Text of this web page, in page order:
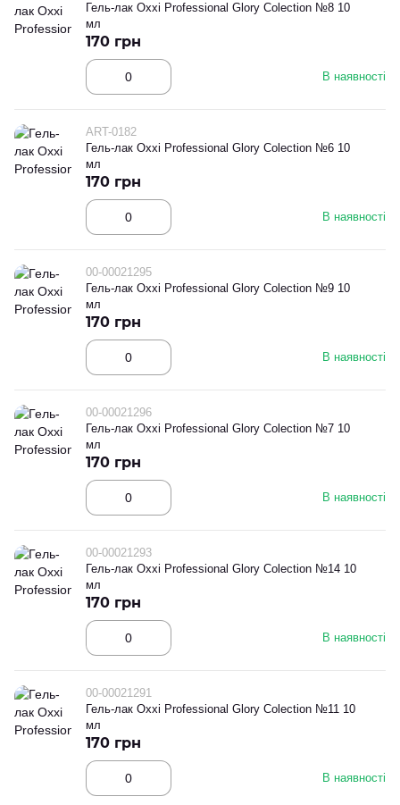
Гель-лак Oxxi Professional Glory Colection №8 10
мл
В наявності
170 грн
ART-0182
Гель-лак Oxxi Professional Glory Colection №6 10
мл
В наявності
170 грн
00-00021295
Гель-лак Oxxi Professional Glory Colection №9 10
мл
В наявності
170 грн
00-00021296
Гель-лак Oxxi Professional Glory Colection №7 10
мл
В наявності
170 грн
00-00021293
Гель-лак Oxxi Professional Glory Colection №14 10
мл
В наявності
170 грн
00-00021291
Гель-лак Oxxi Professional Glory Colection №11 10
мл
В наявності
170 грн